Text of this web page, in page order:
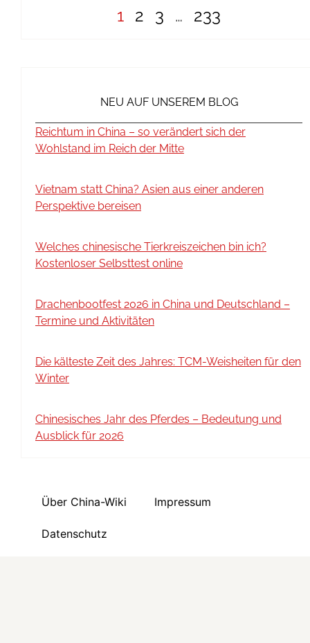
1 2 3 … 233
NEU AUF UNSEREM BLOG
Reichtum in China – so verändert sich der
Wohlstand im Reich der Mitte
Vietnam statt China? Asien aus einer anderen
Perspektive bereisen
Welches chinesische Tierkreiszeichen bin ich?
Kostenloser Selbsttest online
Drachenbootfest 2026 in China und Deutschland –
Termine und Aktivitäten
Die kälteste Zeit des Jahres: TCM-Weisheiten für den
Winter
Chinesisches Jahr des Pferdes – Bedeutung und
Ausblick für 2026
Über China-Wiki Impressum
Datenschutz